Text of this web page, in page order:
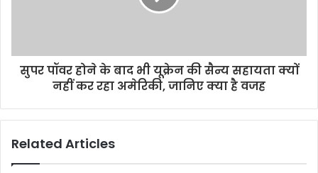
सुपर पॉवर होने के बाद भी यूक्रेन की सैन्य सहायता क्यों
नहीं कर रहा अमेरिकी, जानिए क्या है वजह
Related Articles